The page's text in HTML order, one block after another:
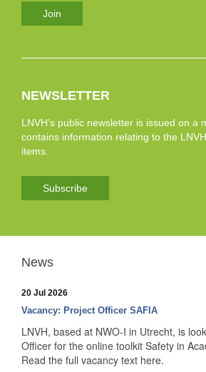
Join
NEWSLETTER
LNVH’s public newsletter is issued on a
contains information relating to the
items.
Subscribe
News
20 Jul 2026
Vacancy: Project Officer SAFIA
LNVH, based at NWO-I in Utrecht, is
Officer for the online toolkit Safety in
Read the full vacancy text here.